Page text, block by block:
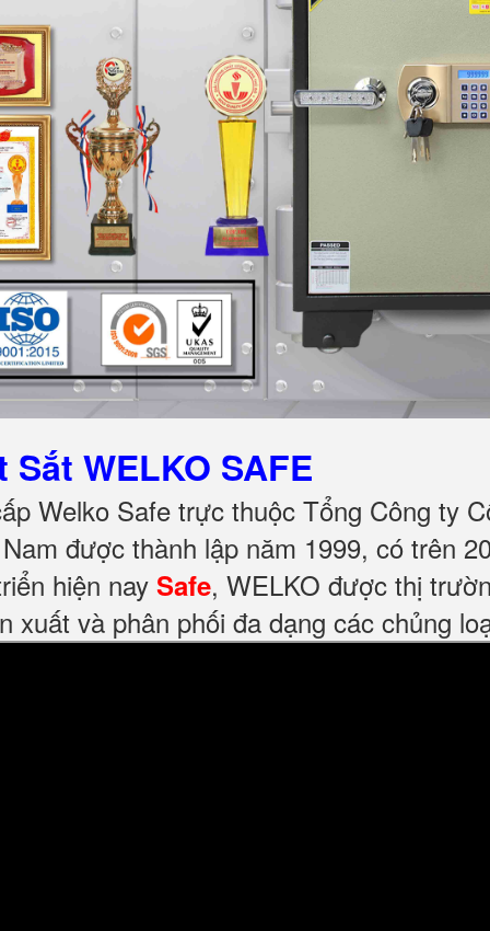
WELKO SAFE
Welko Safe trực thuộc Tổng Công ty
được thành lập năm 1999, có trên
hiện nay Safe, WELKO được thị
xuất và phân phối đa dạng các chủng